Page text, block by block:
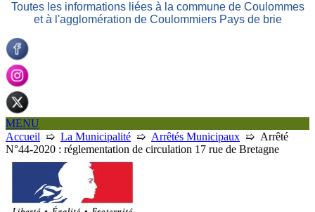
Toutes les informations liées à la commune de Coulommes
et à l'agglomération de Coulommiers Pays de brie
MENU
Accueil ➯ La Municipalité ➯ Arrêtés Municipaux ➯ Arrêté
N°44-2020 : réglementation de circulation 17 rue de Bretagne